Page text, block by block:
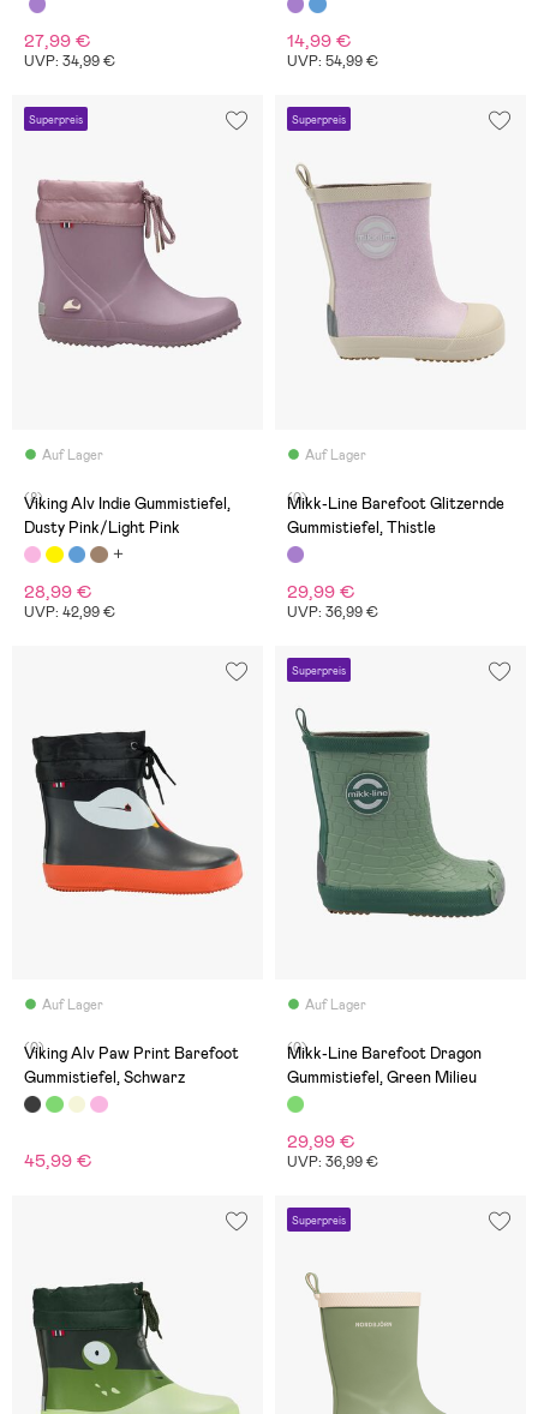
27,99 €
UVP: 34,99 €
14,99 €
UVP: 54,99 €
Superpreis
Auf Lager
(8)
Viking Alv Indie Gummistiefel,
Dusty Pink/Light Pink
28,99 €
UVP: 42,99 €
Superpreis
Auf Lager
(0)
Mikk-Line Barefoot Glitzernde
Gummistiefel, Thistle
29,99 €
UVP: 36,99 €
Auf Lager
(0)
Viking Alv Paw Print Barefoot
Gummistiefel, Schwarz
45,99 €
Superpreis
Auf Lager
(0)
Mikk-Line Barefoot Dragon
Gummistiefel, Green Milieu
29,99 €
UVP: 36,99 €
Superpreis